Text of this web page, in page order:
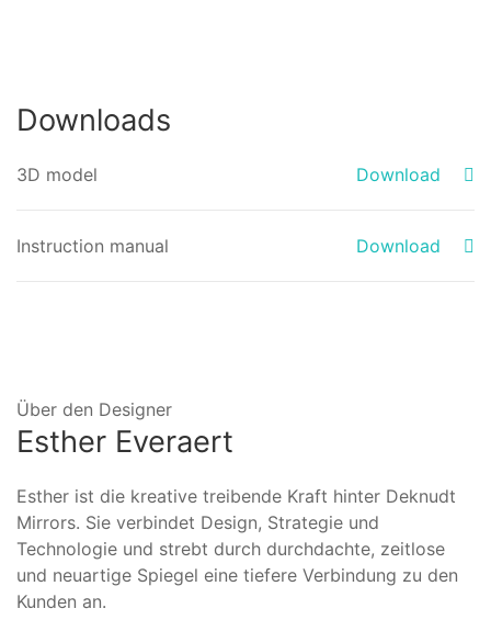
Downloads
3D model Download
Instruction manual Download
Über den Designer
Esther Everaert
Esther ist die kreative treibende Kraft hinter Deknudt
Mirrors. Sie verbindet Design, Strategie und
Technologie und strebt durch durchdachte, zeitlose
und neuartige Spiegel eine tiefere Verbindung zu den
Kunden an.